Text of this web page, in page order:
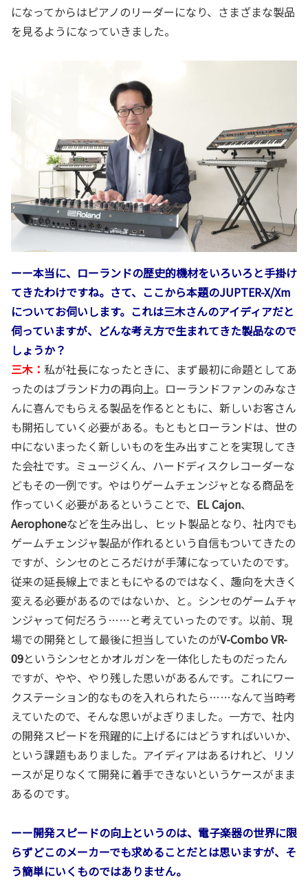
になってからはピアノのリーダーになり、さまざまな製品
を見るようになっていきました。
ーー本当に、ローランドの歴史的機材をいろいろと手掛け
てきたわけですね。さて、ここから本題のJUPTER-X/Xm
についてお伺いします。これは三木さんのアイディアだと
伺っていますが、どんな考え方で生まれてきた製品なので
しょうか？
三木： 私が社長になったときに、まず最初に命題としてあ
ったのはブランド力の再向上。ローランドファンのみなさ
んに喜んでもらえる製品を作るとともに、新しいお客さん
も開拓していく必要がある。もともとローランドは、世の
中にないまったく新しいものを生み出すことを実現してき
た会社です。ミュージくん、ハードディスクレコーダーな
どもその一例です。やはりゲームチェンジャとなる商品を
作っていく必要があるということで、 EL Cajon、
Aerophoneなどを生み出し、ヒット製品となり、社内でも
ゲームチェンジャ製品が作れるという自信もついてきたの
ですが、シンセのところだけが手薄になっていたのです。
従来の延長線上でまともにやるのではなく、趣向を大きく
変える必要があるのではないか、と。シンセのゲームチャ
ンジャって何だろう……と考えていったのです。以前、現
場での開発として最後に担当していたのがV-Combo VR-
09というシンセとかオルガンを一体化したものだったん
ですが、やや、やり残した思いがあるんです。これにワー
クステーション的なものを入れられたら……なんて当時考
えていたので、そんな思いがよぎりました。一方で、社内
の開発スピードを飛躍的に上げるにはどうすればいいか、
という課題もありました。アイディアはあるけれど、リソ
ースが足りなくて開発に着手できないというケースがまま
あるのです。
ーー開発スピードの向上というのは、電子楽器の世界に限
らずどこのメーカーでも求めることだとは思いますが、そ
う簡単にいくものではありません。